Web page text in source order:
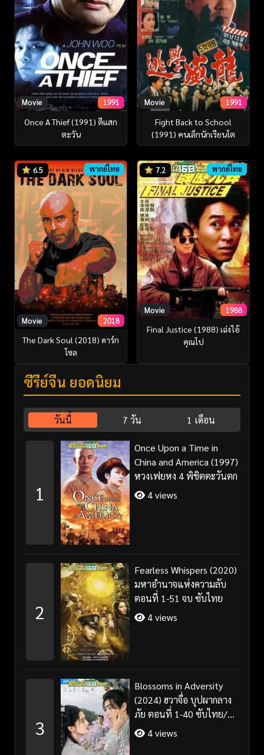
Movie 1991
Once A Thief (1991) ตีแสก
ตะวัน
Movie 1991
Fight Back to School
(1991) คนเล็กนักเรียนโต
6.5 พากย์ไทย
Movie 2018
The Dark Soul (2018) ดาร์ก
โซล
7.2 พากย์ไทย
Movie 1988
Final Justice (1988) เฉ่งไอ้
คุณโป
ซีรี่ย์จีน ยอดนิยม
วันนี้ 7 วัน 1 เดือน
1
Once Upon a Time in
China and America (1997)
หวงเฟยหง 4 พิชิตตะวันตก
4 views
2
Fearless Whispers (2020)
มหาอำนาจแห่งความลับ
ตอนที่ 1-51 จบ ซับไทย
4 views
3
Blossoms in Adversity
(2024) ฮวาจื่อ บุปผากลาง
ภัย ตอนที่ 1-40 ซับไทย/
พากย์ไทย
4 views